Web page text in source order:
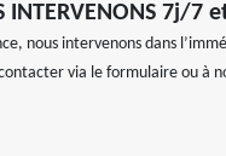
INTERVENONS 7j/7
nous intervenons dans
via le formulaire ou à